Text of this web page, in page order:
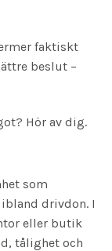
faktiskt
beslut –
Hör av dig.
som
drivdon. I
eller butik
tålighet och